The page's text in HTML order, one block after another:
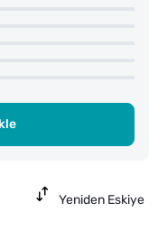
Yeniden Eskiye